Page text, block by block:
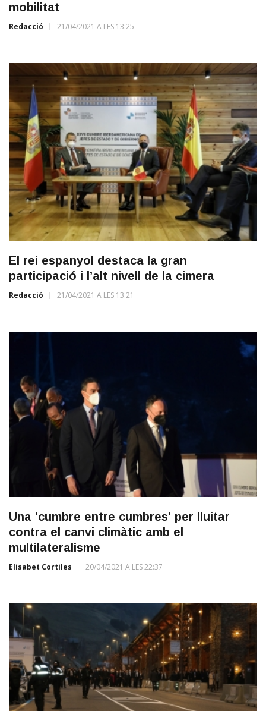
mobilitat
Redacció 21/04/2021 A LES 13:25
El rei espanyol destaca la gran
participació i l’alt nivell de la cimera
Redacció 21/04/2021 A LES 13:21
Una 'cumbre entre cumbres' per lluitar
contra el canvi climàtic amb el
multilateralisme
Elisabet Cortiles 20/04/2021 A LES 22:37